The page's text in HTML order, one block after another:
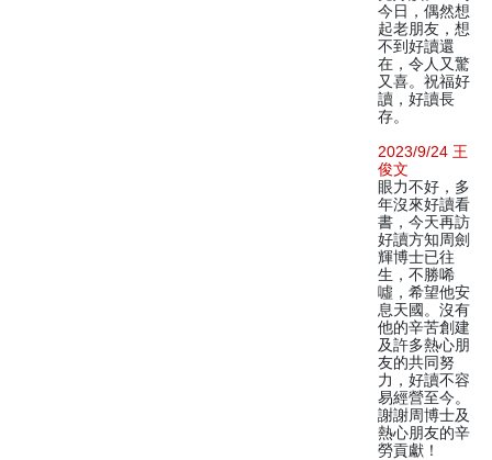
今日，偶然想
起老朋友，想
不到好讀還
在，令人又驚
又喜。祝福好
讀，好讀長
存。
2023/9/24 王
俊文
眼力不好，多
年沒來好讀看
書，今天再訪
好讀方知周劍
輝博士已往
生，不勝唏
噓，希望他安
息天國。沒有
他的辛苦創建
及許多熱心朋
友的共同努
力，好讀不容
易經營至今。
謝謝周博士及
熱心朋友的辛
勞貢獻！